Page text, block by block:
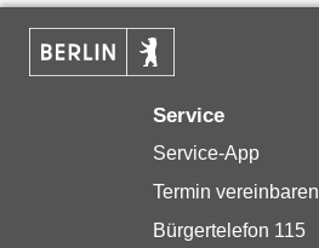
Service
Service-App
Termin vereinbaren
Bürgertelefon 115